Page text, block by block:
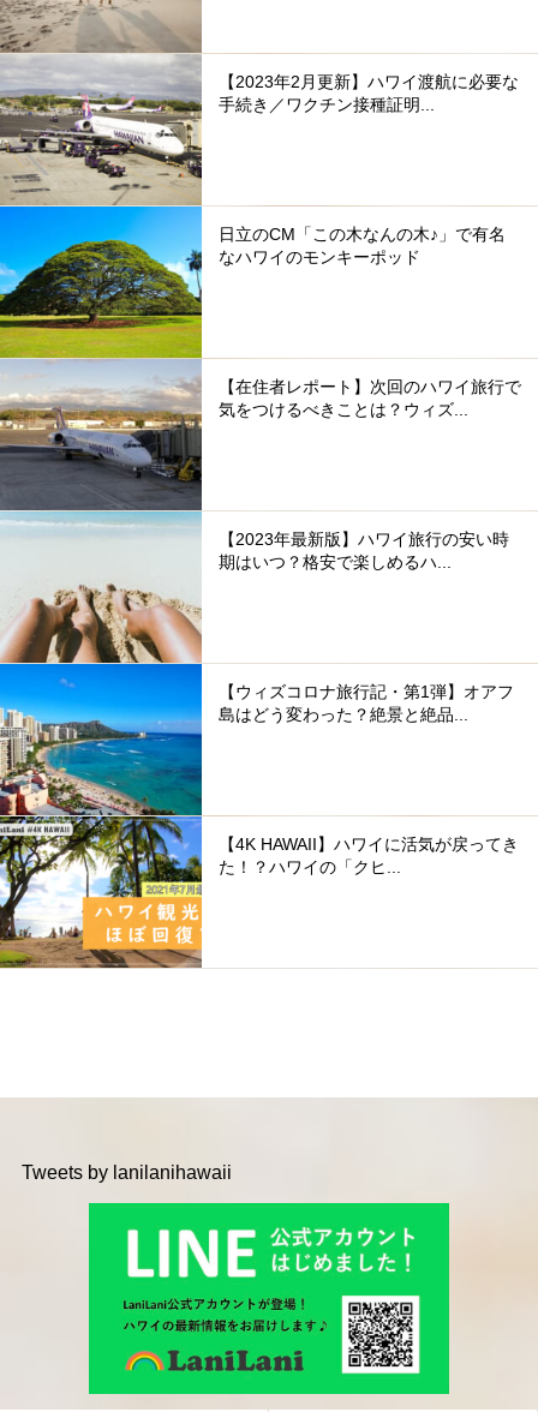
【2023年2月更新】ハワイ渡航に必要な
手続き／ワクチン接種証明...
日立のCM「この木なんの木♪」で有名
なハワイのモンキーポッド
【在住者レポート】次回のハワイ旅行で
気をつけるべきことは？ウィズ...
【2023年最新版】ハワイ旅行の安い時
期はいつ？格安で楽しめるハ...
【ウィズコロナ旅行記・第1弾】オアフ
島はどう変わった？絶景と絶品...
【4K HAWAII】ハワイに活気が戻ってき
た！？ハワイの「クヒ...
Tweets by lanilanihawaii